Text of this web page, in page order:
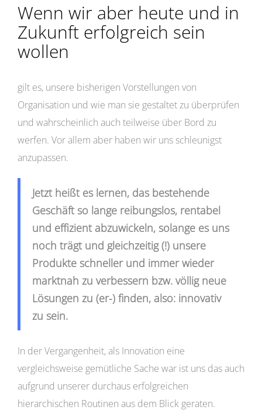
Wenn wir aber heute und in
Zukunft erfolgreich sein
wollen
gilt es, unsere bisherigen Vorstellungen von
Organisation und wie man sie gestaltet zu überprüfen
und wahrscheinlich auch teilweise über Bord zu
werfen. Vor allem aber haben wir uns schleunigst
anzupassen.
Jetzt heißt es lernen, das bestehende
Geschäft so lange reibungslos, rentabel
und effizient abzuwickeln, solange es uns
noch trägt und gleichzeitig (!) unsere
Produkte schneller und immer wieder
marktnah zu verbessern bzw. völlig neue
Lösungen zu (er-) finden, also: innovativ
zu sein.
In der Vergangenheit, als Innovation eine
vergleichsweise gemütliche Sache war ist uns das auch
aufgrund unserer durchaus erfolgreichen
hierarchischen Routinen aus dem Blick geraten.